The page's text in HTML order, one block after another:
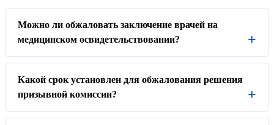
Можно ли обжаловать заключение врачей на
медицинском освидетельствовании?
Какой срок установлен для обжалования решения
призывной комиссии?